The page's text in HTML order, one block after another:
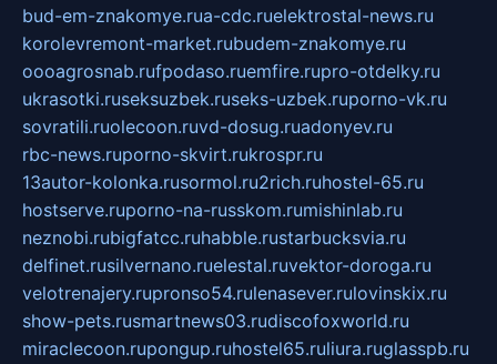
bud-em-znakomye.rua-cdc.ruelektrostal-news.ru
korolevremont-market.rubudem-znakomye.ru
oooagrosnab.rufpodaso.ruemfire.rupro-otdelky.ru
ukrasotki.ruseksuzbek.ruseks-uzbek.ruporno-vk.ru
sovratili.ruolecoon.ruvd-dosug.ruadonyev.ru
rbc-news.ruporno-skvirt.rukrospr.ru
13autor-kolonka.rusormol.ru2rich.ruhostel-65.ru
hostserve.ruporno-na-russkom.rumishinlab.ru
neznobi.rubigfatcc.ruhabble.rustarbucksvia.ru
delfinet.rusilvernano.ruelestal.ruvektor-doroga.ru
velotrenajery.rupronso54.rulenasever.rulovinskix.ru
show-pets.rusmartnews03.rudiscofoxworld.ru
miraclecoon.rupongup.ruhostel65.ruliura.ruglasspb.ru